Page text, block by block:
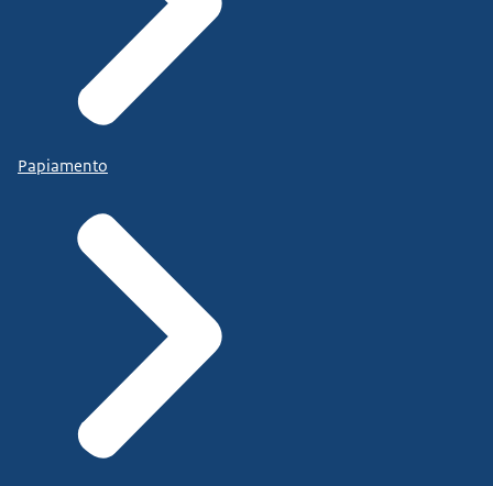
Papiamento